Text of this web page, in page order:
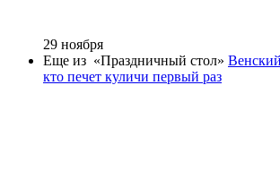
29 ноября
Еще из «Праздничный стол»
кто печет куличи первый раз